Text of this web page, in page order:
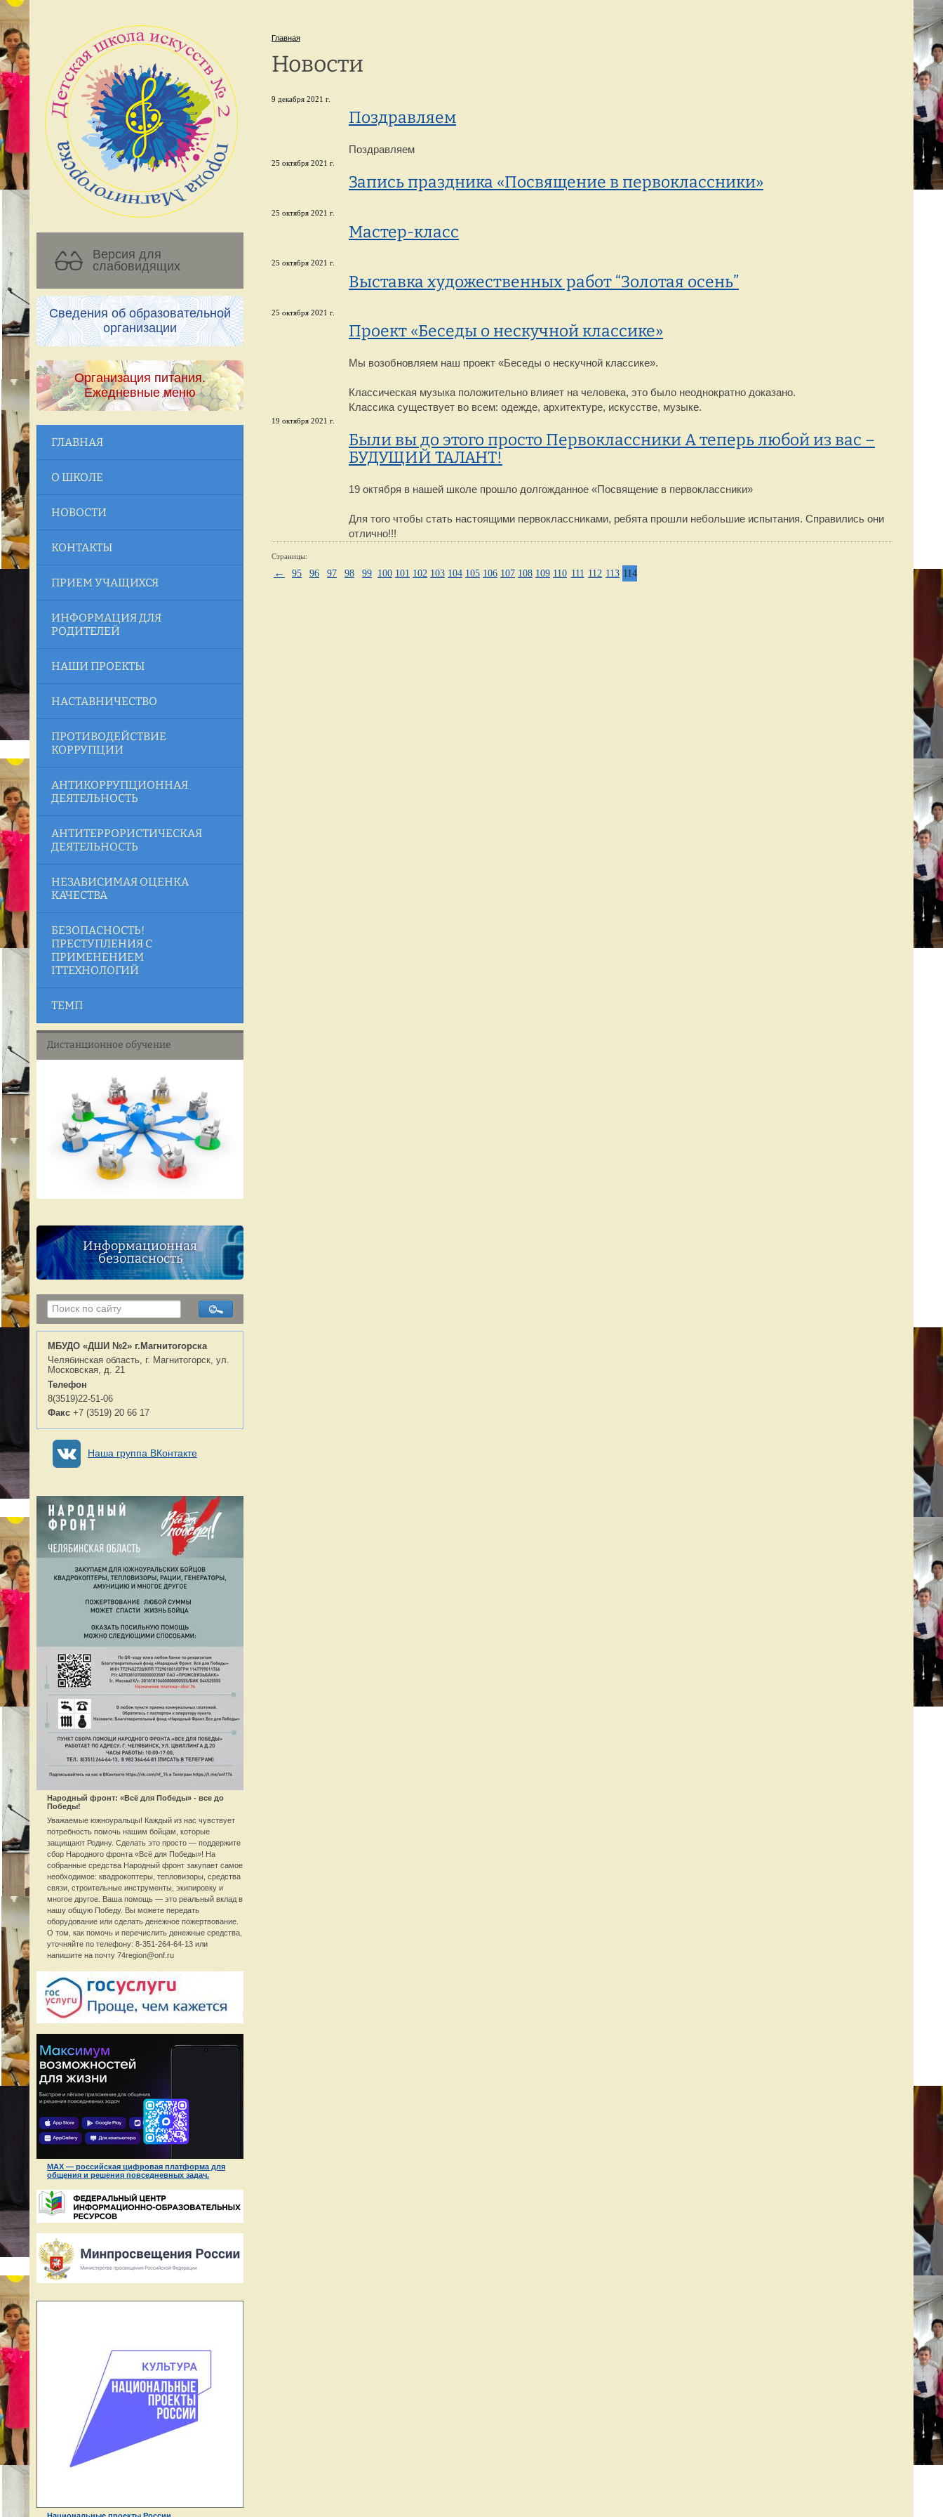
Версия для
слабовидящих
Сведения об образовательной
организации
Организация питания.
Ежедневные меню
ГЛАВНАЯ
О ШКОЛЕ
НОВОСТИ
КОНТАКТЫ
ПРИЕМ УЧАЩИХСЯ
ИНФОРМАЦИЯ ДЛЯ
РОДИТЕЛЕЙ
НАШИ ПРОЕКТЫ
НАСТАВНИЧЕСТВО
ПРОТИВОДЕЙСТВИЕ
КОРРУПЦИИ
АНТИКОРРУПЦИОННАЯ
ДЕЯТЕЛЬНОСТЬ
АНТИТЕРРОРИСТИЧЕСКАЯ
ДЕЯТЕЛЬНОСТЬ
НЕЗАВИСИМАЯ ОЦЕНКА
КАЧЕСТВА
БЕЗОПАСНОСТЬ!
ПРЕСТУПЛЕНИЯ С
ПРИМЕНЕНИЕМ
ITТЕХНОЛОГИЙ
ТЕМП
Дистанционное обучение
Информационная
безопасность
МБУДО «ДШИ №2» г.Магнитогорска
Челябинская область, г. Магнитогорск, ул.
Московская, д. 21
Телефон
8(3519)22-51-06
Факс +7 (3519) 20 66 17
Наша группа ВКонтакте
Народный фронт: «Всё для Победы» - все до
Победы!
Уважаемые южноуральцы! Каждый из нас чувствует
потребность помочь нашим бойцам, которые
защищают Родину. Сделать это просто — поддержите
сбор Народного фронта «Всё для Победы»! На
собранные средства Народный фронт закупает самое
необходимое: квадрокоптеры, тепловизоры, средства
связи, строительные инструменты, экипировку и
многое другое. Ваша помощь — это реальный вклад в
нашу общую Победу. Вы можете передать
оборудование или сделать денежное пожертвование.
О том, как помочь и перечислить денежные средства,
уточняйте по телефону: 8-351-264-64-13 или
напишите на почту 74region@onf.ru
MAX — российская цифровая платформа для
общения и решения повседневных задач.
Главная
Новости
9 декабря 2021 г.
Поздравляем
Поздравляем
25 октября 2021 г.
Запись праздника «Посвящение в первоклассники»
25 октября 2021 г.
Мастер-класс
25 октября 2021 г.
Выставка художественных работ “Золотая осень”
25 октября 2021 г.
Проект «Беседы о нескучной классике»
Мы возобновляем наш проект «Беседы о нескучной классике».
Классическая музыка положительно влияет на человека, это было неоднократно доказано.
Классика существует во всем: одежде, архитектуре, искусстве, музыке.
19 октября 2021 г.
Были вы до этого просто Первоклассники А теперь любой из вас –
БУДУЩИЙ ТАЛАНТ!
19 октября в нашей школе прошло долгожданное «Посвящение в первоклассники»
Для того чтобы стать настоящими первоклассниками, ребята прошли небольшие испытания. Справились они
отлично!!!
Страницы:
← 95 96 97 98 99 100 101 102 103 104 105 106 107 108 109 110 111 112 113 114